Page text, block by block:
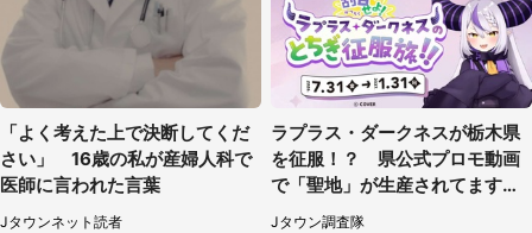
「よく考えた上で決断してくだ
さい」 16歳の私が産婦人科で
医師に言われた言葉
Jタウンネット読者
ラプラス・ダークネスが栃木県
を征服！？ 県公式プロモ動画
で「聖地」が生産されてます【7
／31～1／31】
Jタウン調査隊